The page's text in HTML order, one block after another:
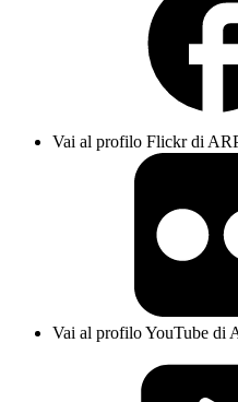
Vai al profilo Flickr di
Vai al profilo YouTube di